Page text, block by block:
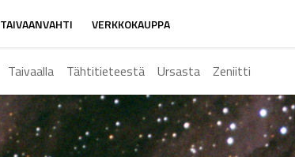
TAIVAANVAHTI VERKKOKAUPPA
Taivaalla Tähtitieteestä Ursasta Zeniitti